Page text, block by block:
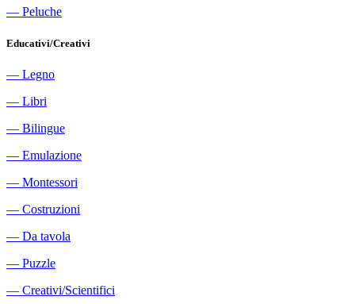
― Peluche
Educativi/Creativi
― Legno
― Libri
― Bilingue
― Emulazione
― Montessori
― Costruzioni
― Da tavola
― Puzzle
― Creativi/Scientifici